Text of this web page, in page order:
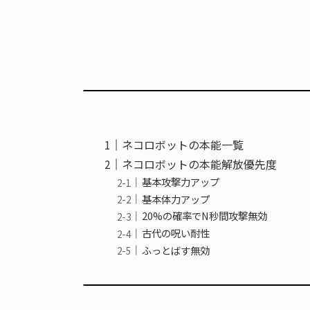
ネコロボットの本能一覧
ネコロボットの本能解放優先度
基本攻撃力アップ
基本体力アップ
20%の確率でN秒間攻撃無効
古代の呪い耐性
ふっとばす無効